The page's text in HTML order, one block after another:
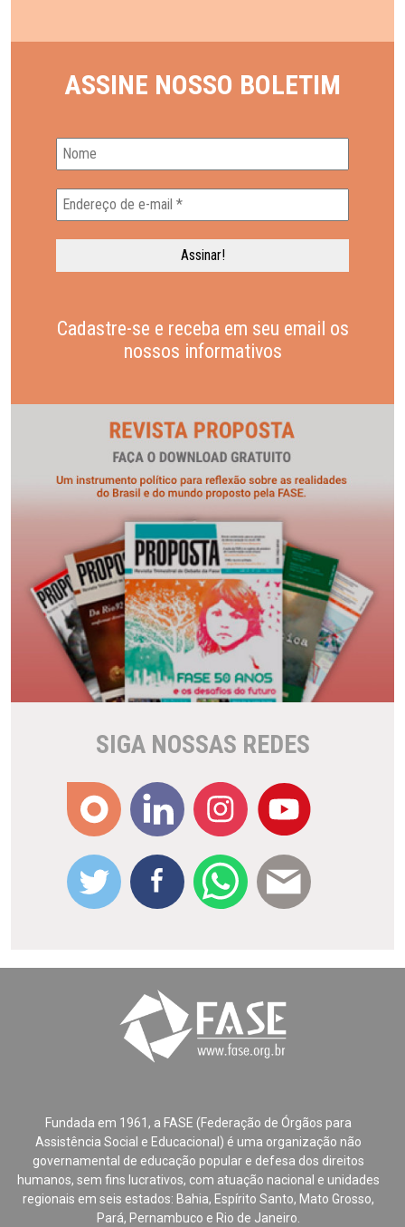
ASSINE NOSSO BOLETIM
Cadastre-se e receba em seu email os
nossos informativos
SIGA NOSSAS REDES
Fundada em 1961, a FASE (Federação de Órgãos para
Assistência Social e Educacional) é uma organização não
governamental de educação popular e defesa dos direitos
humanos, sem fins lucrativos, com atuação nacional e unidades
regionais em seis estados: Bahia, Espírito Santo, Mato Grosso,
Pará, Pernambuco e Rio de Janeiro.